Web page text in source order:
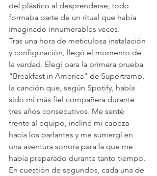
del plástico al desprenderse; todo
formaba parte de un ritual que había
imaginado innumerables veces.
Tras una hora de meticulosa instalación
y configuración, llegó el momento de
la verdad. Elegí para la primera prueba
“Breakfast in America” de Supertramp,
la canción que, según Spotify, había
sido mi más fiel compañera durante
tres años consecutivos. Me senté
frente al equipo, incliné mi cabeza
hacia los parlantes y me sumergí en
una aventura sonora para la que me
había preparado durante tanto tiempo.
En cuestión de segundos, cada una de